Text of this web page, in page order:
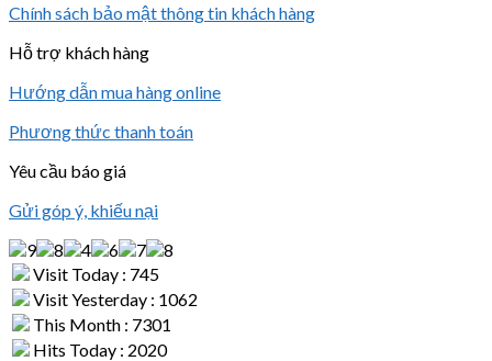
Chính sách bảo mật thông tin khách hàng
Hỗ trợ khách hàng
Hướng dẫn mua hàng online
Phương thức thanh toán
Yêu cầu báo giá
Gửi góp ý, khiếu nại
Visit Today : 745
Visit Yesterday : 1062
This Month : 7301
Hits Today : 2020